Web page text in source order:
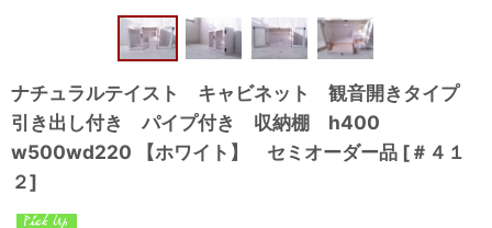
ナチュラルテイスト キャビネット 観音開きタイプ
引き出し付き パイプ付き 収納棚 h400
w500wd220 【ホワイト】 セミオーダー品 [＃４１
２]